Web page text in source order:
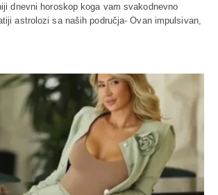
dnevni horoskop koga vam svakodnevno
astrolozi sa naših područja- Ovan impulsivan,